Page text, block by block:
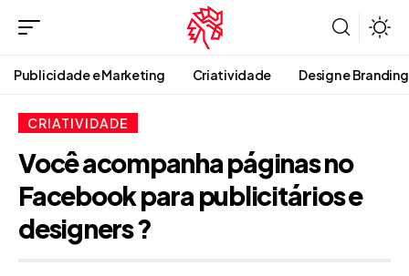
Publicidade e Marketing Criatividade Design e Branding
CRIATIVIDADE
Você acompanha páginas no
Facebook para publicitários e
designers ?